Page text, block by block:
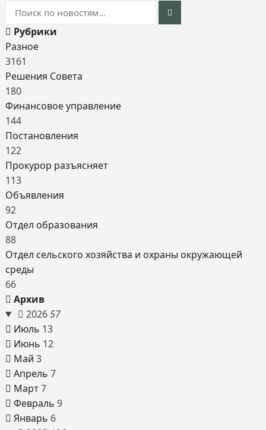
Рубрики
Разное
3161
Решения Совета
180
Финансовое управление
144
Постановления
122
Прокурор разъясняет
113
Объявления
92
Отдел образования
88
Отдел сельского хозяйства и охраны окружающей
среды
66
Архив
202657
Июль 13
Июнь 12
Май 3
Апрель 7
Март7
Февраль 9
Январь 6